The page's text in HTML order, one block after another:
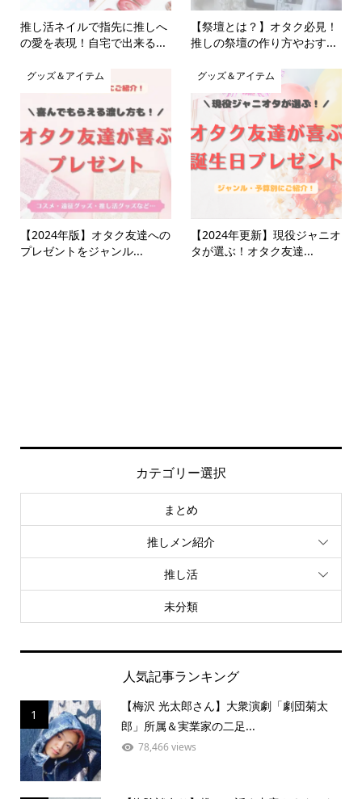
推し活ネイルで指先に推しへ
の愛を表現！自宅で出来る...
【祭壇とは？】オタク必見！
推しの祭壇の作り方やおす...
グッズ＆アイテム
【2024年版】オタク友達への
プレゼントをジャンル...
グッズ＆アイテム
【2024年更新】現役ジャニオ
タが選ぶ！オタク友達...
カテゴリー選択
まとめ
推しメン紹介
推し活
未分類
人気記事ランキング
1
【梅沢 光太郎さん】大衆演劇「劇団菊太
郎」所属＆実業家の二足...
78,466 views